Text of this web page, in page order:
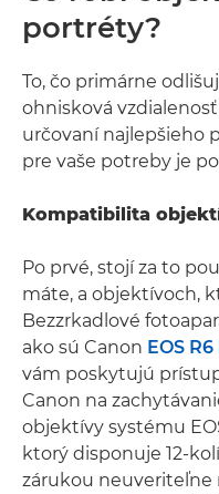
portréty?
To, čo primárne
ohnisková
určovaní najlepšieho
pre vaše potreby je
Kompatibilita
Po prvé, stojí za to
máte, a objektívoch,
Bezzrkadlové
ako sú Canon EOS
vám poskytujú
Canon na
objektívy systému
ktorý disponuje 12-
zárukou neuveriteľne